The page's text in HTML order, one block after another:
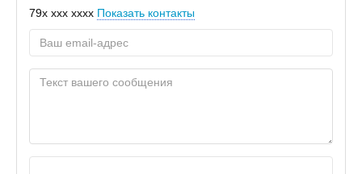
79x xxx xxxx Показать контакты